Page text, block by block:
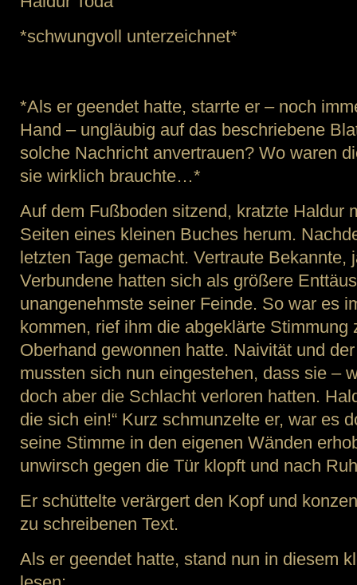
*schwungvoll unterzeichnet*
*Als er geendet hatte, starrte er – noch
Hand – ungläubig auf das beschriebene
solche Nachricht anvertrauen? Wo waren
sie wirklich brauchte…*
Auf dem Fußboden sitzend, kratzte Haldur
Seiten eines kleinen Buches herum.
letzten Tage gemacht. Vertraute Bekannte,
Verbundene hatten sich als größere
unangenehmste seiner Feinde. So war es
kommen, rief ihm die abgeklärte Stimmung
Oberhand gewonnen hatte. Naivität und
mussten sich nun eingestehen, dass sie –
doch aber die Schlacht verloren hatten.
die sich ein!“ Kurz schmunzelte er, war es
seine Stimme in den eigenen Wänden
unwirsch gegen die Tür klopft und nach
Er schüttelte verärgert den Kopf und
zu schreibenen Text.
Als er geendet hatte, stand nun in diesem